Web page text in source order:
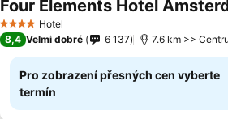
4 Počet hvězdiček
Hotel
Four Elements Hotel
8,4 Velmi dobré 6 137 7.6 km >>
Pro zobrazení přesných cen vyberte
termín